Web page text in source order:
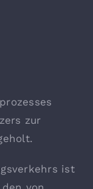
zur
ist